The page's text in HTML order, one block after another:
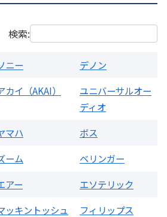
お問合せください
検索:
ニー
デノン
カイ（AKAI）
ユニバーサルオー
ディオ
マハ
ボス
ーム
ベリンガー
アー
エソテリック
ッキントッシュ フィリップス